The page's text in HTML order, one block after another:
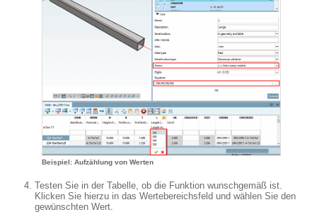
Beispiel: Aufzählung von Werten
Testen Sie in der Tabelle, ob die Funktion wunschgemäß ist.
Klicken Sie hierzu in das Wertebereichsfeld und wählen Sie den
gewünschten Wert.